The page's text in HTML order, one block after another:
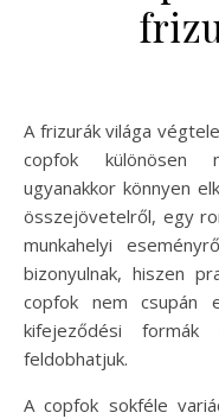
A frizurák világa végtelen lehetőségeket kínál, és az alkalmi
copfok különösen
ugyanakkor könnyen
összejövetelről, egy
munkahelyi
bizonyulnak, hiszen
copfok nem csupán
kifejeződési formák
feldobhatjuk.
A copfok sokféle